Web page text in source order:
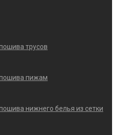
трусов
пижам
нижнего белья из сетки